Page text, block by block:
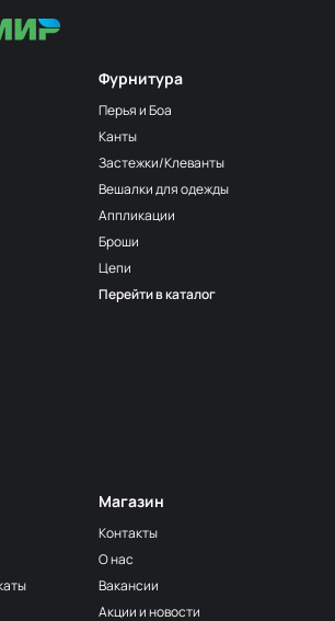
МП-20-245
МП-20-F222/2
МП-20-F222/3
МП-20-F257
МП-20-309/1
МП-20-F206
МП-20-F321/1
Фурнитура
Перья и Боа
Канты
Застежки/Клеванты
Вешалки для одежды
Аппликации
Броши
Цепи
Перейти в каталог
Магазин
Контакты
О нас
Вакансии
Акции и новости